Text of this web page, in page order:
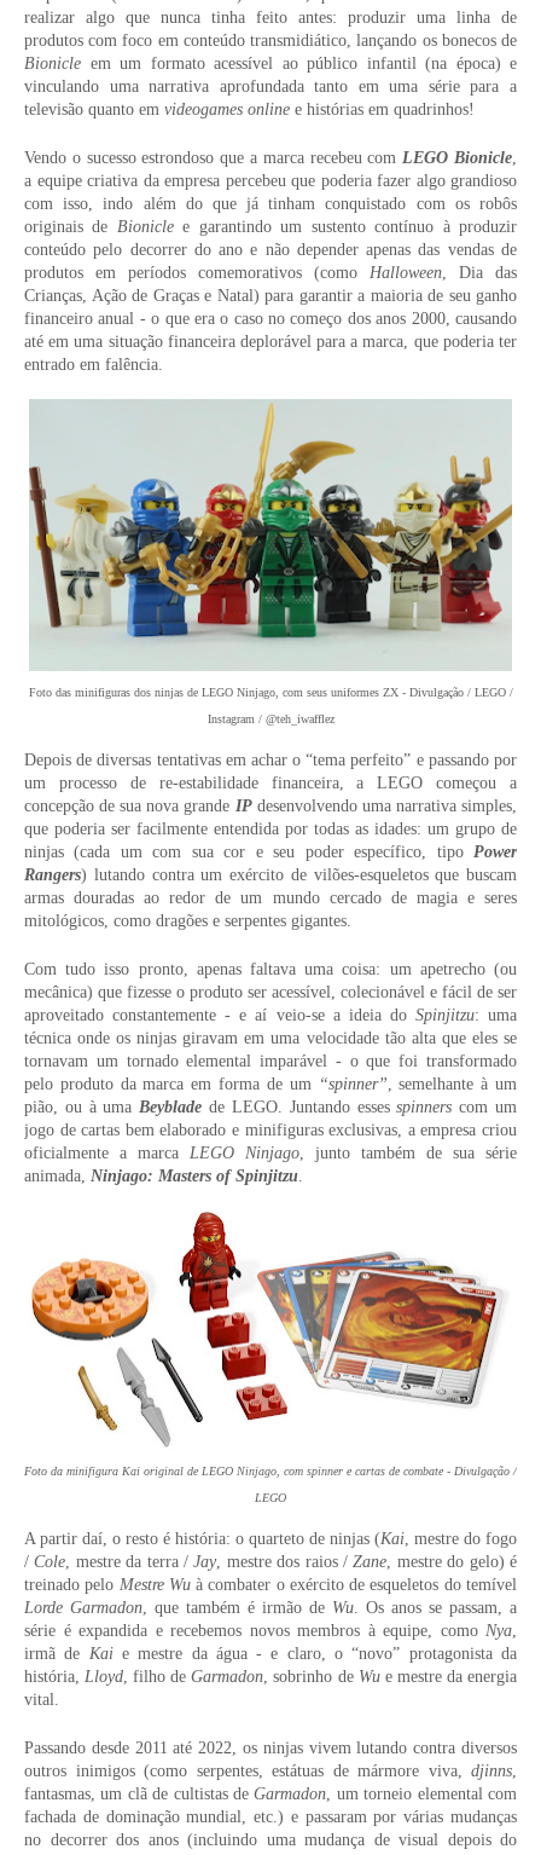
realizar algo que nunca tinha feito antes: produzir uma linha de
produtos com foco em conteúdo transmidiático, lançando os bonecos de
Bionicle em um formato acessível ao público infantil (na época) e
vinculando uma narrativa aprofundada tanto em uma série para a
televisão quanto em videogames online e histórias em quadrinhos!
Vendo o sucesso estrondoso que a marca recebeu comLEGO Bionicle,
a equipe criativa da empresa percebeu que poderia fazer algo grandioso
com isso, indo além do que já tinham conquistado com os robôs
originais de Bioniclee garantindo um sustento contínuo à produzir
conteúdo pelo decorrer do ano e não depender apenas das vendas de
produtos em períodos comemorativos (como Halloween, Dia das
Crianças, Ação de Graças e Natal) para garantir a maioria de seu ganho
financeiro anual - o que era o caso no começo dos anos 2000, causando
até em uma situação financeira deplorável para a marca, que poderia ter
entrado em falência.
Foto das minifiguras dos ninjas de LEGO Ninjago, com seus uniformes ZX - Divulgação / LEGO /
Instagram / @teh_iwafflez
Depois de diversas tentativas em achar o “tema perfeito” e passando por
um processo de re-estabilidade financeira, a LEGO começou a
concepção de sua nova grande IPdesenvolvendo uma narrativa simples,
que poderia ser facilmente entendida por todas as idades: um grupo de
ninjas (cada um com sua cor e seu poder específico, tipo Power
Rangers) lutando contra um exército de vilões-esqueletos que buscam
armas douradas ao redor de um mundo cercado de magia e seres
mitológicos, como dragões e serpentes gigantes.
Com tudo isso pronto, apenas faltava uma coisa: um apetrecho (ou
mecânica) que fizesse o produto ser acessível, colecionável e fácil de ser
aproveitado constantemente - e aí veio-se a ideia do Spinjitzu: uma
técnica onde os ninjas giravam em uma velocidade tão alta que eles se
tornavam um tornado elemental imparável - o que foi transformado
pelo produto da marca em forma de um “spinner”, semelhante à um
pião, ou à umaBeyblade de LEGO. Juntando essesspinners com um
jogo de cartas bem elaborado e minifiguras exclusivas, a empresa criou
oficialmente a marca LEGO Ninjago, junto também de sua série
animada, Ninjago: Masters of Spinjitzu.
Foto da minifigura Kai original de LEGO Ninjago, com spinner e cartas de combate - Divulgação /
LEGO
A partir daí, o resto é história: o quarteto de ninjas (Kai, mestre do fogo
/Cole, mestre da terra /Jay, mestre dos raios /Zane, mestre do gelo) é
treinado pelo Mestre Wuà combater o exército de esqueletos do temível
Lorde Garmadon, que também é irmão de Wu. Os anos se passam, a
série é expandida e recebemos novos membros à equipe, como Nya,
irmã de Kaie mestre da água - e claro, o “novo” protagonista da
história,Lloyd, filho deGarmadon, sobrinho de Wue mestre da energia
vital.
Passando desde 2011 até 2022, os ninjas vivem lutando contra diversos
outros inimigos (como serpentes, estátuas de mármore viva, djinns,
fantasmas, um clã de cultistas deGarmadon, um torneio elemental com
fachada de dominação mundial, etc.) e passaram por várias mudanças
no decorrer dos anos (incluindo uma mudança de visual depois do